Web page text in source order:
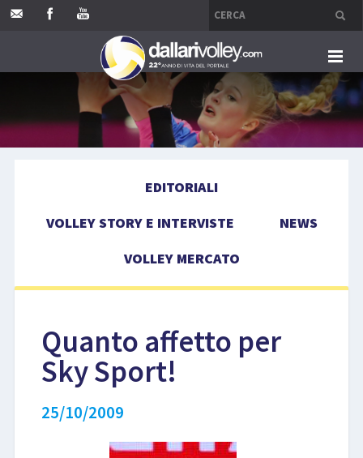
HOME
EVENTI
EDITORIALI
VOLLEY STORY E INTERVISTE
NEWS
VOLLEY MERCATO
Quanto affetto per
Sky Sport!
25/10/2009